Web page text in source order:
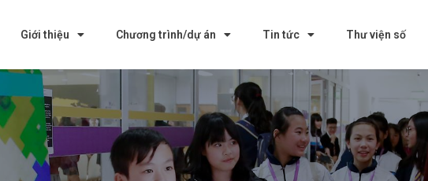
Giới thiệu Chương trình/dự án Tin tức Thư viện số